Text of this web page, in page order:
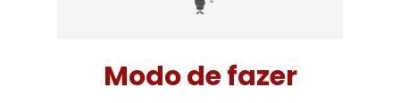
Modo de fazer